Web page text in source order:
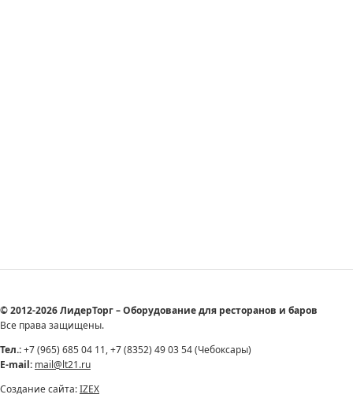
© 2012-2026 ЛидерТорг – Оборудование для ресторанов и баров
Все права защищены.
Тел.:+7 (965) 685 04 11, +7 (8352) 49 03 54 (Чебоксары)
E-mail: mail@lt21.ru
Создание сайта:IZEX